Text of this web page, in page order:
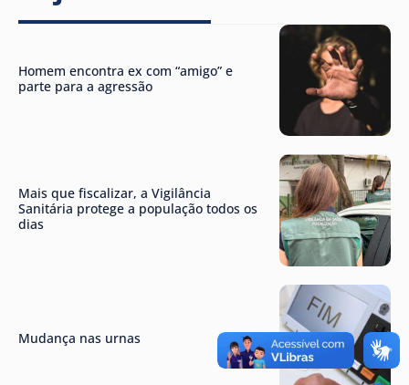
Homem encontra ex com “amigo” e
parte para a agressão
Mais que fiscalizar, a Vigilância
Sanitária protege a população todos os
dias
Mudança nas urnas